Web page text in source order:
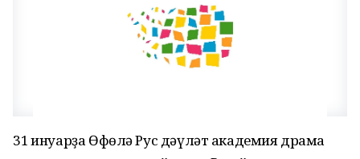
31 ғинуарҙа Өфөлә Рус дәүләт академия драма